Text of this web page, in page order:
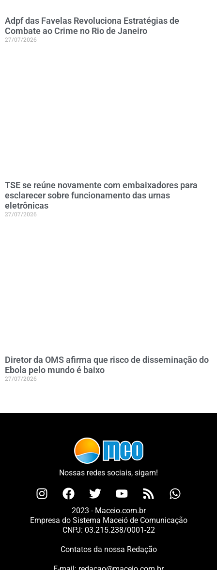
Adpf das Favelas Revoluciona Estratégias de
Combate ao Crime no Rio de Janeiro
27/07/2026
TSE se reúne novamente com embaixadores para
esclarecer sobre funcionamento das urnas
eletrônicas
27/07/2026
Diretor da OMS afirma que risco de disseminação do
Ebola pelo mundo é baixo
27/07/2026
Nossas redes sociais, sigam!
2023 - Maceio.com.br
Empresa do Sistema Maceió de Comunicação
CNPJ: 03.215.238/0001-22
Contatos da nossa Redação